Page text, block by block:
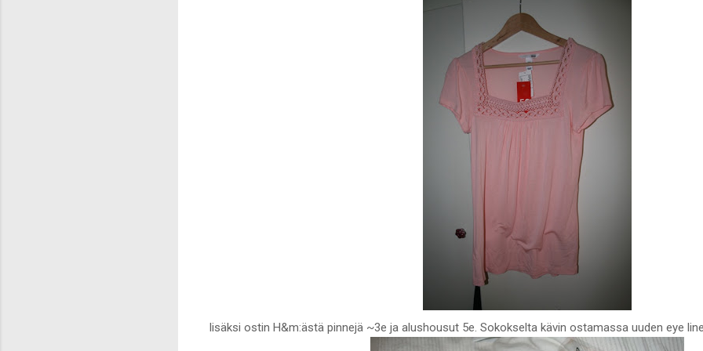
lisäksi ostin H&m:ästä pinnejä ~3e ja alushousut 5e. Sokokselta kävin ostamassa uuden eye